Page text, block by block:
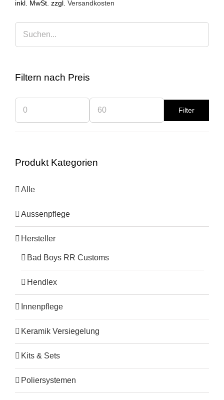
inkl. MwSt. zzgl. Versandkosten
Filtern nach Preis
Preis
Preis
Filter
Produkt Kategorien
Alle
Aussenpflege
Hersteller
Bad Boys RR Customs
Hendlex
Innenpflege
Keramik Versiegelung
Kits & Sets
Poliersystemen